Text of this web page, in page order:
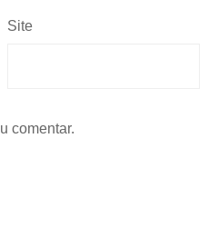
Site
comentar.